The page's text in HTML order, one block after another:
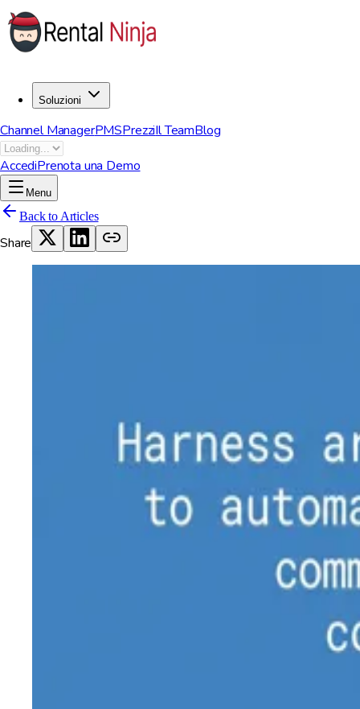
Soluzioni
Channel ManagerPMSPrezziIl TeamBlog
AccediPrenota una Demo
Menu
Back to Articles
Share